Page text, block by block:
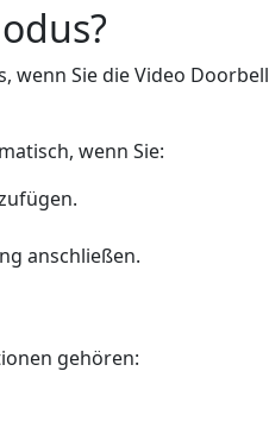
wenn Sie die Video Doorbell
wenn Sie:
anschließen.
gehören: